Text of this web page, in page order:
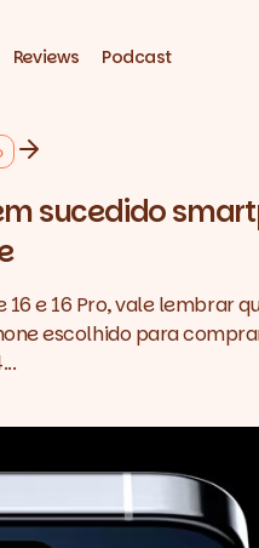
Reviews Podcast
sucedido
e 16 Pro, vale lembrar
escolhido para